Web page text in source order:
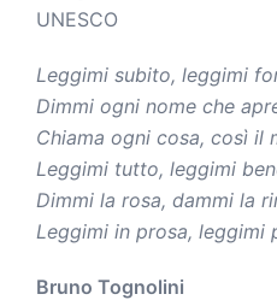
UNESCO
Leggimi subito, leggimi
Dimmi ogni nome che
Chiama ogni cosa, così il
Leggimi tutto, leggimi
Dimmi la rosa, dammi la
Leggimi in prosa, leggimi
Bruno Tognolini